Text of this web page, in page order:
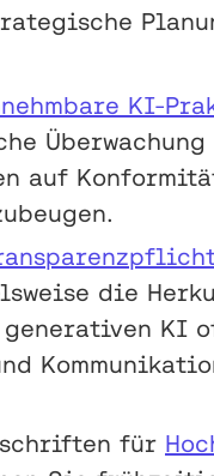
KI-
auf
die
KI
für